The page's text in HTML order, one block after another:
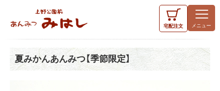
宅配注文
夏みかんあんみつ【季節限定】